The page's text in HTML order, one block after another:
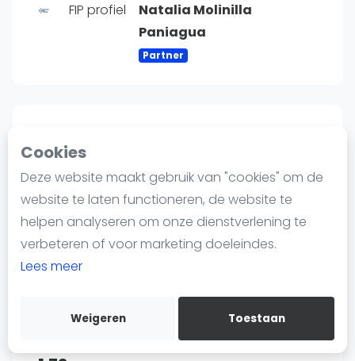
Cookies
Deze website maakt gebruik van "cookies" om de
website te laten functioneren, de website te
helpen analyseren om onze dienstverlening te
verbeteren of voor marketing doeleindes.
Lees meer
Weigeren Toestaan
Nieuws
Informatie
Over ons
Contact
Adverteren
Insights
WhatsApp
Join WhatsApp Community
FIP profiel
Natalia Molinilla
Paniagua
Partner
Links
Land
Spanje